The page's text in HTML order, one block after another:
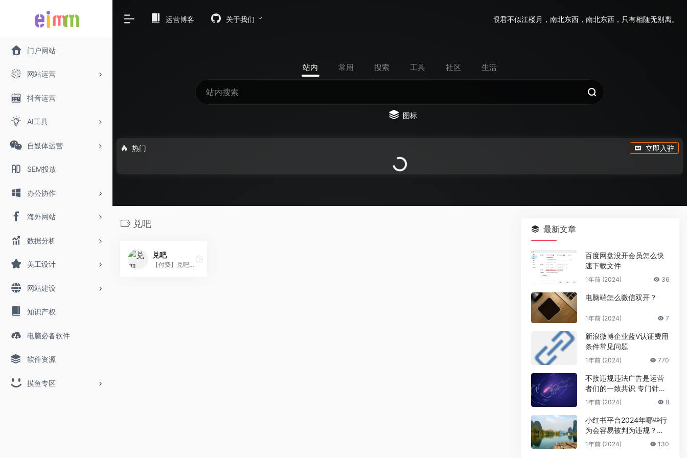
门户网站
网站运营
抖音运营
AI工具
自媒体运营
SEM投放
办公协作
海外网站
数据分析
美工设计
网站建设
知识产权
电脑必备软件
软件资源
摸鱼专区
运营博客 关于我们 恨君不似江楼月，南北东西，南北东西，只有相随无别离。
站内 常用 搜索 工具 社区 生活
图标
热门 立即入驻
兑吧
兑吧
【付费】兑吧企业运营合伙人...
最新文章
百度网盘没开会员怎么快
速下载文件
1年前 (2024) 36
电脑端怎么微信双开？
1年前 (2024) 7
新浪微博企业蓝V认证费用
条件常见问题
1年前 (2024) 770
不接违规违法广告是运营
者们的一致共识 专门针对
公众号号主的广告骗局
1年前 (2024) 8
小红书平台2024年哪些行
为会容易被判为违规？来
避坑
1年前 (2024) 130